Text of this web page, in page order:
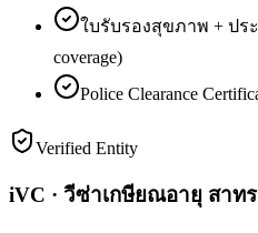
ใบรับรองสุขภาพ + ปร
coverage)
Police Clearance
Verified Entity
iVC · วีซ่าเกษียณอายุ สาทร